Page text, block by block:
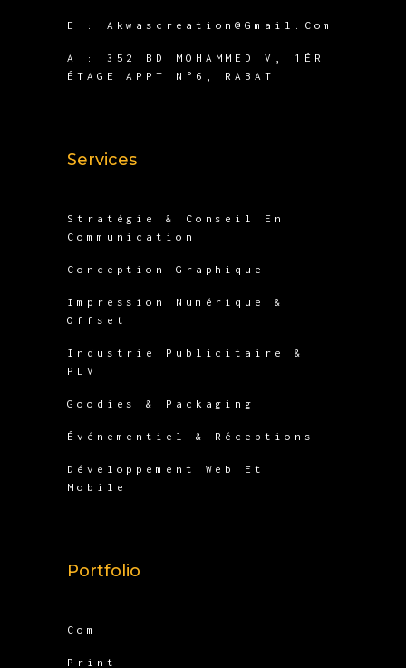
E : Akwascreation@gmail.com
A :
352 BD MOHAMMED V, 1ÉR
ÉTAGE APPT N°6, RABAT
Services
Stratégie & Conseil En
Communication
Conception Graphique
Impression Numérique &
Offset
Industrie Publicitaire &
PLV
Goodies & Packaging
Événementiel & Réceptions
Développement Web Et
Mobile
Portfolio
Com
Print